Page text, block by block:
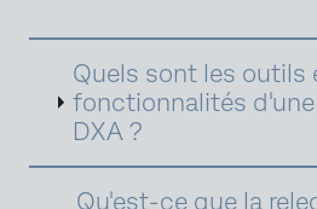
comprendre le
le ressenti des
n'importe quelle plateforme
données utiles pour vos
s'agit de rassembler des
quantifiables sur les
Quels sont les outils
fonctionnalités
DXA ?
Qu'est-ce que la